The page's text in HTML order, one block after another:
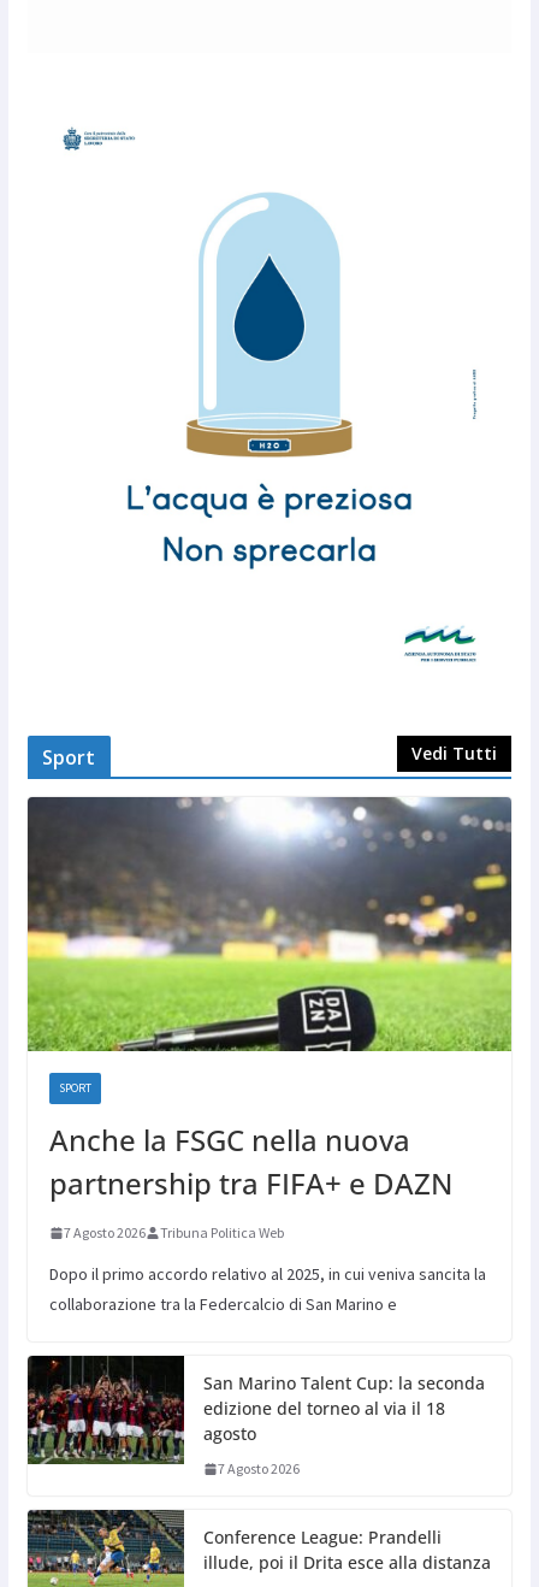
Sport Vedi Tutti
SPORT
Anche la FSGC nella nuova
partnership tra FIFA+ e DAZN
7 Agosto 2026 Tribuna Politica Web
Dopo il primo accordo relativo al 2025, in cui veniva sancita la
collaborazione tra la Federcalcio di San Marino e
San Marino Talent Cup: la seconda
edizione del torneo al via il 18
agosto
7 Agosto 2026
Conference League: Prandelli
illude, poi il Drita esce alla distanza